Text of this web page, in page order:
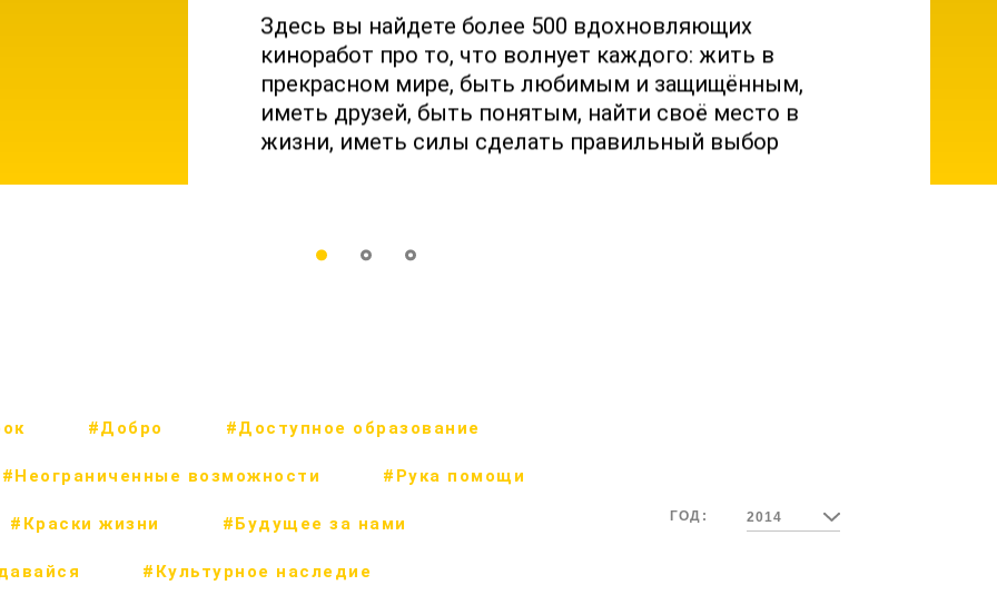
Здесь вы найдете более 500 вдохновляющих
киноработ про то, что волнует каждого: жить в
прекрасном мире, быть любимым и защищённым,
иметь друзей, быть понятым, найти своё место в
жизни, иметь силы сделать правильный выбор
#Добро #Доступное образование
#Неограниченные возможности #Рука помощи
#Краски жизни #Будущее за нами
#Культурное наследие
ГОД: 2014